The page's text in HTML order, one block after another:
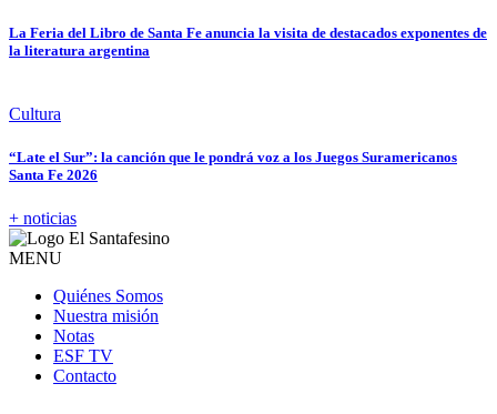
La Feria del Libro de Santa Fe anuncia la visita de destacados exponentes de
la literatura argentina
Cultura
“Late el Sur”: la canción que le pondrá voz a los Juegos Suramericanos
Santa Fe 2026
+ noticias
MENU
Quiénes Somos
Nuestra misión
Notas
ESF TV
Contacto